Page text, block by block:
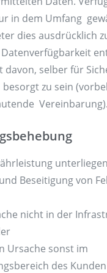
in dem Umfang
dies ausdrücklich
selber für
zu sein
Vereinbarung).
Beseitigung von
nicht in der
Ursache sonst im
des